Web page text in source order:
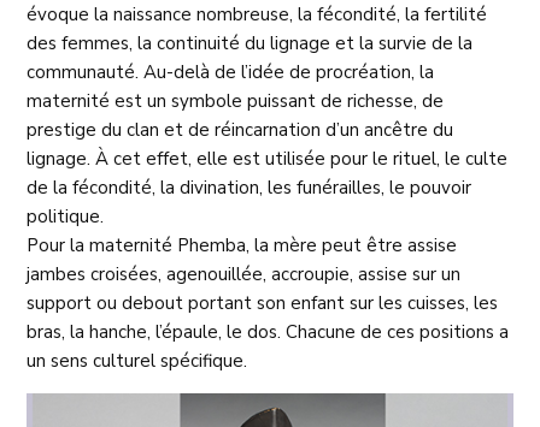
évoque la naissance nombreuse, la fécondité, la fertilité
des femmes, la continuité du lignage et la survie de la
communauté. Au-delà de l’idée de procréation, la
maternité est un symbole puissant de richesse, de
prestige du clan et de réincarnation d’un ancêtre du
lignage. À cet effet, elle est utilisée pour le rituel, le culte
de la fécondité, la divination, les funérailles, le pouvoir
politique.
Pour la maternité Phemba, la mère peut être assise
jambes croisées, agenouillée, accroupie, assise sur un
support ou debout portant son enfant sur les cuisses, les
bras, la hanche, l’épaule, le dos. Chacune de ces positions a
un sens culturel spécifique.